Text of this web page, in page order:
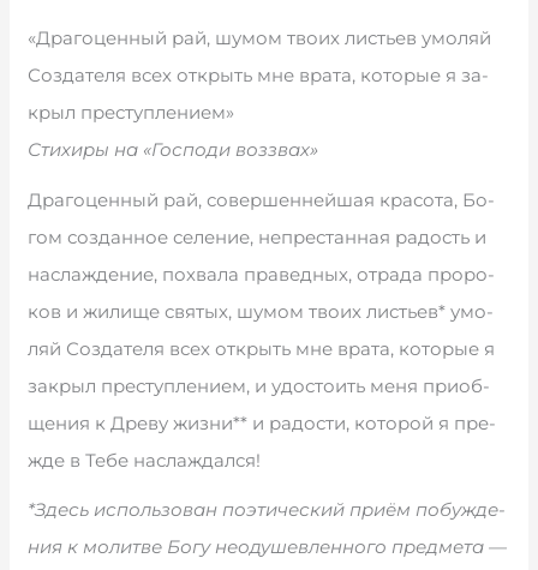
«Дра­го­цен­ный рай, шу­мом тво­их ли­сть­ев умо­ляй
Со­з­да­те­ля всех от­крыть мне вра­та, ко­то­рые я за­
крыл пре­сту­п­ле­ни­ем»
Стихиры на «Господи воззвах»
Дра­го­цен­ный рай, со­вер­шен­ней­шая кра­со­та, Бо­
гом со­з­дан­ное се­ле­ние, не­пре­стан­ная ра­дость и
на­сла­ж­де­ние, по­хва­ла пра­вед­ных, от­ра­да про­ро­
ков и жи­ли­ще свя­тых, шу­мом тво­их ли­сть­ев* умо­
ляй Со­з­да­те­ля всех от­крыть мне вра­та, ко­то­рые я
за­крыл пре­сту­п­ле­ни­ем, и удо­сто­ить ме­ня при­об­
ще­ния к Дре­ву жиз­ни** и ра­до­сти, ко­то­рой я пре­
ж­де в Те­бе наслаждался!
*Здесь ис­поль­зо­ван по­э­ти­че­с­кий при­ём по­бу­ж­де­
ния к мо­лит­ве Бо­гу не­оду­ше­в­лен­но­го пред­ме­та —